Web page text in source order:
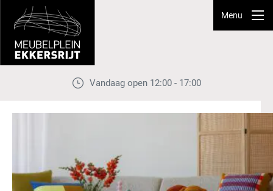
Menu
Vandaag open 12:00 - 17:00